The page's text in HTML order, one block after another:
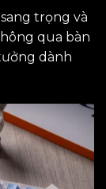
trọng và
qua bàn
dành